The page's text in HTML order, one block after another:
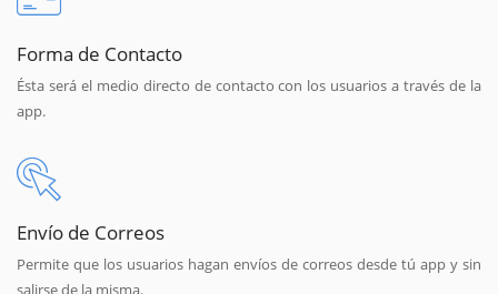
Forma de Contacto
Ésta será el medio directo de contacto con los usuarios a través de la
app.
Envío de Correos
Permite que los usuarios hagan envíos de correos desde tú app y sin
salirse de la misma.